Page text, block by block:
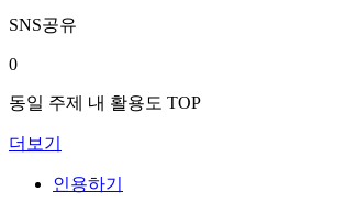
SNS공유
0
동일 주제 내 활용도 TOP
더보기
인용하기